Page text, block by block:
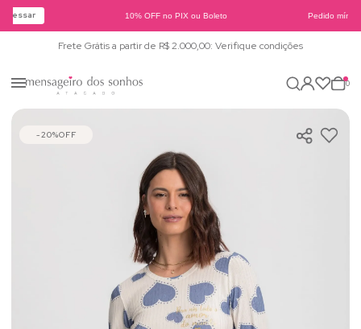
10% OFF no PIX ou Boleto Pedido
Frete Grátis a partir de R$ 2.000,00: Verifique condições
0
20%OFF